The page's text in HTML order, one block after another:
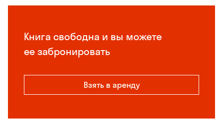
Книга свободна и вы можете
ее забронировать
Взять в аренду